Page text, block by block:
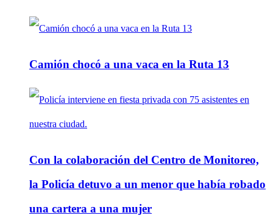
Camión chocó a una vaca en la Ruta 13
Con la colaboración del Centro de Monitoreo,
la Policía detuvo a un menor que había robado
una cartera a una mujer